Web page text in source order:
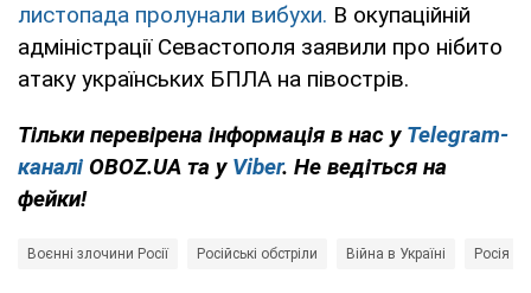
листопада пролунали вибухи. В окупаційній
адміністрації Севастополя заявили про нібито
атаку українських БПЛА на півострів.
Тільки перевірена інформація в нас у Telegram-
каналі OBOZ.UA та у Viber. Не ведіться на
фейки!
Воєнні злочини Росії Російські обстріли Війна в Україні Росія -